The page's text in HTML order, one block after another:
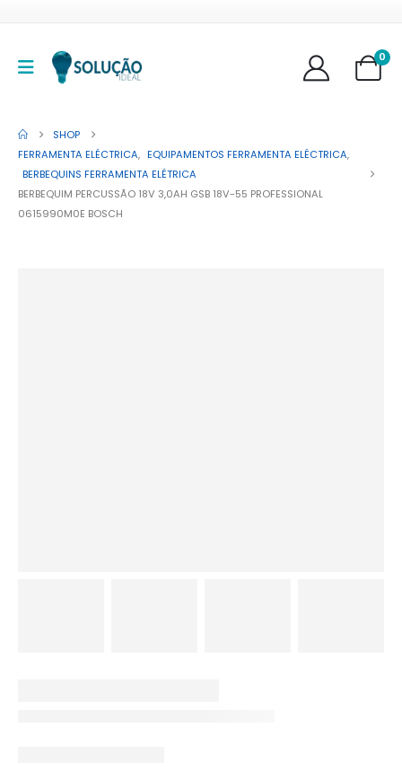
0
SHOP
FERRAMENTA ELÉCTRICA, EQUIPAMENTOS FERRAMENTA ELÉCTRICA,
BERBEQUINS FERRAMENTA ELÉTRICA
BERBEQUIM PERCUSSÃO 18V 3,0AH GSB 18V-55 PROFESSIONAL
0615990M0E BOSCH